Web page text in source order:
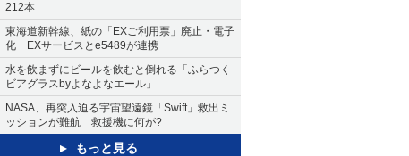
212本
東海道新幹線、紙の「EXご利用票」廃止・電子
化 EXサービスとe5489が連携
水を飲まずにビールを飲むと倒れる「ふらつく
ビアグラスbyよなよなエール」
NASA、再突入迫る宇宙望遠鏡「Swift」救出ミ
ッションが難航 救援機に何が?
もっと見る